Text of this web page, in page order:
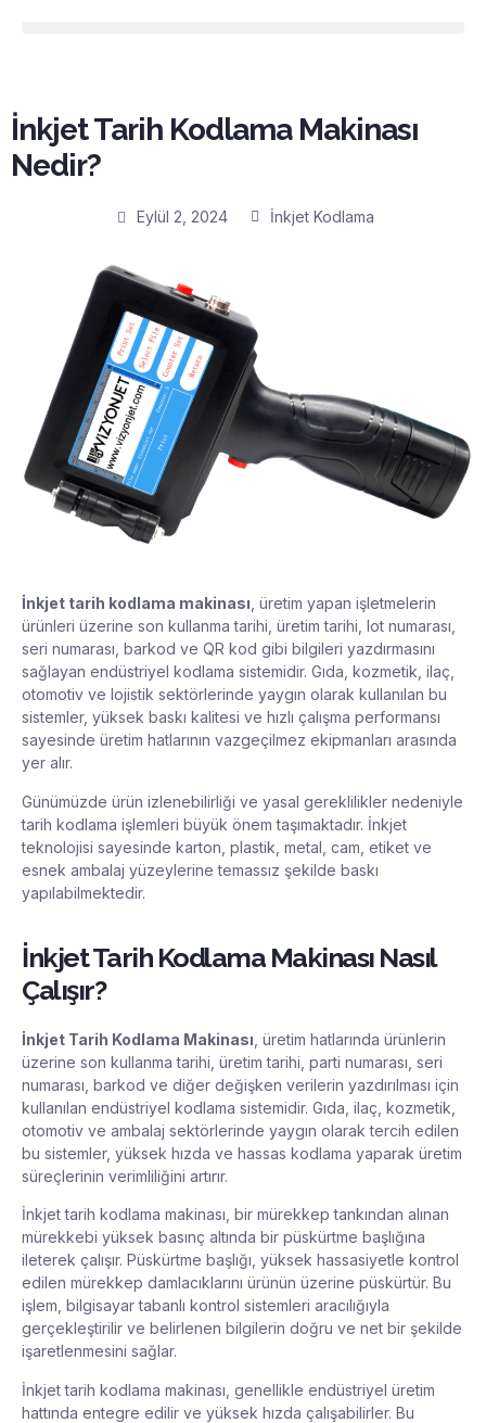
İnkjet Tarih Kodlama Makinası
Nedir?
Eylül 2, 2024 İnkjet Kodlama
İnkjet tarih kodlama makinası , üretim yapan işletmelerin
ürünleri üzerine son kullanma tarihi, üretim tarihi, lot numarası,
seri numarası, barkod ve QR kod gibi bilgileri yazdırmasını
sağlayan endüstriyel kodlama sistemidir. Gıda, kozmetik, ilaç,
otomotiv ve lojistik sektörlerinde yaygın olarak kullanılan bu
sistemler, yüksek baskı kalitesi ve hızlı çalışma performansı
sayesinde üretim hatlarının vazgeçilmez ekipmanları arasında
yer alır.
Günümüzde ürün izlenebilirliği ve yasal gereklilikler nedeniyle
tarih kodlama işlemleri büyük önem taşımaktadır. İnkjet
teknolojisi sayesinde karton, plastik, metal, cam, etiket ve
esnek ambalaj yüzeylerine temassız şekilde baskı
yapılabilmektedir.
İnkjet Tarih Kodlama Makinası Nasıl
Çalışır?
İnkjet Tarih Kodlama Makinası , üretim hatlarında ürünlerin
üzerine son kullanma tarihi, üretim tarihi, parti numarası, seri
numarası, barkod ve diğer değişken verilerin yazdırılması için
kullanılan endüstriyel kodlama sistemidir. Gıda, ilaç, kozmetik,
otomotiv ve ambalaj sektörlerinde yaygın olarak tercih edilen
bu sistemler, yüksek hızda ve hassas kodlama yaparak üretim
süreçlerinin verimliliğini artırır.
İnkjet tarih kodlama makinası, bir mürekkep tankından alınan
mürekkebi yüksek basınç altında bir püskürtme başlığına
ileterek çalışır. Püskürtme başlığı, yüksek hassasiyetle kontrol
edilen mürekkep damlacıklarını ürünün üzerine püskürtür. Bu
işlem, bilgisayar tabanlı kontrol sistemleri aracılığıyla
gerçekleştirilir ve belirlenen bilgilerin doğru ve net bir şekilde
işaretlenmesini sağlar.
İnkjet tarih kodlama makinası, genellikle endüstriyel üretim
hattında entegre edilir ve yüksek hızda çalışabilirler. Bu